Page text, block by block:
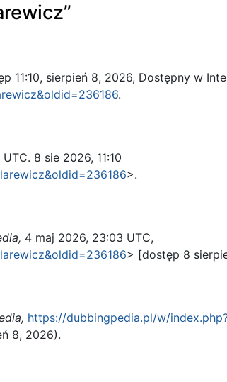
11:10, sierpień 8, 2026, Dostępny w
.
8 sie 2026, 11:10
>.
4 maj 2026, 23:03 UTC,
> [dostęp 8
https://dubbingpedia.pl/w/
8, 2026).